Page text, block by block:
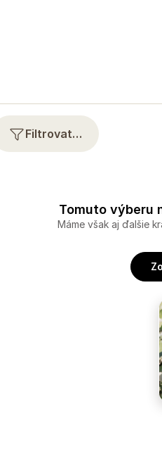
Filtrovat…
Tomuto výberu
Máme však aj ďalšie